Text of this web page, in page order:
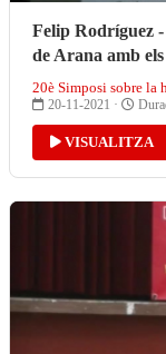
Felip Rodríguez
de Arana amb
20è Simposi sobre la
20-11-2021 ·
VISUALITZA